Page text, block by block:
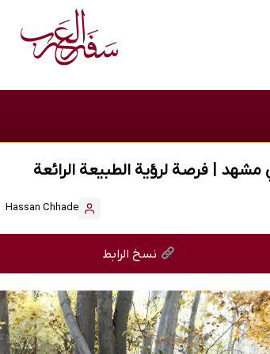
مشهد | فرصة لرؤية الطبيعة الرائعة
Hassan Chhade